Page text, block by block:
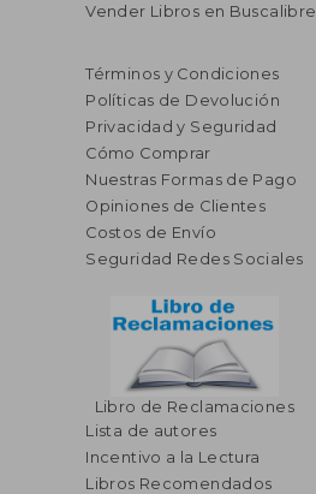
45%
dcto.
$ 54.83
$ 30.15
Vender Libros en Buscalibre
Términos y Condiciones
Políticas de Devolución
Privacidad y Seguridad
Cómo Comprar
Nuestras Formas de Pago
Opiniones de Clientes
Costos de Envío
Seguridad Redes Sociales
Libro de Reclamaciones
Lista de autores
Incentivo a la Lectura
Libros Recomendados